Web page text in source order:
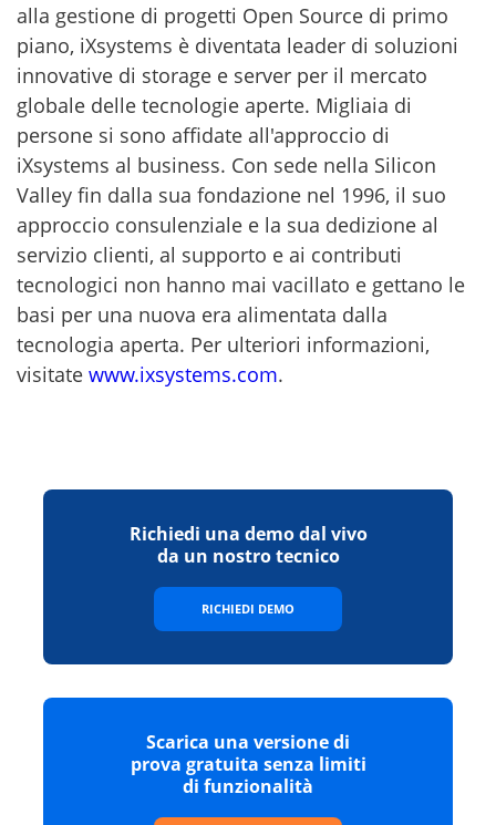
alla gestione di progetti Open Source di primo
piano, iXsystems è diventata leader di soluzioni
innovative di storage e server per il mercato
globale delle tecnologie aperte. Migliaia di
persone si sono affidate all'approccio di
iXsystems al business. Con sede nella Silicon
Valley fin dalla sua fondazione nel 1996, il suo
approccio consulenziale e la sua dedizione al
servizio clienti, al supporto e ai contributi
tecnologici non hanno mai vacillato e gettano le
basi per una nuova era alimentata dalla
tecnologia aperta. Per ulteriori informazioni,
visitate www.ixsystems.com.
Richiedi una demo dal vivo
da un nostro tecnico
RICHIEDI DEMO
Scarica una versione di
prova gratuita senza limiti
di funzionalità